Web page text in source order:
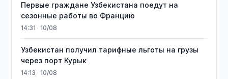
Первые граждане Узбекистана поедут на
сезонные работы во Францию
14:31 · 10/08
Узбекистан получил тарифные льготы на грузы
через порт Курык
14:13 · 10/08